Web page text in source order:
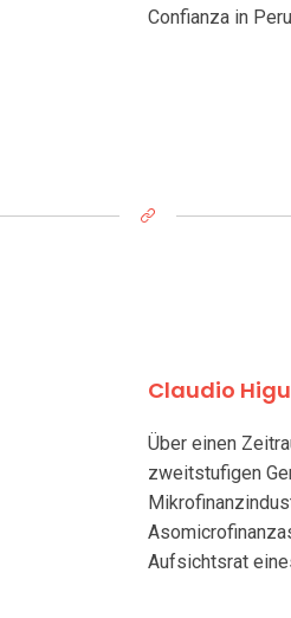
Confianza in
Claudio
Über einen
zweitstufigen
Aufsichtsrat